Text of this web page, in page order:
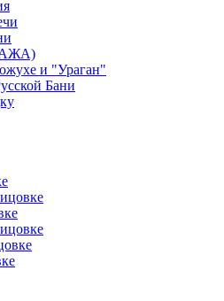
и "Ураган"
Бани